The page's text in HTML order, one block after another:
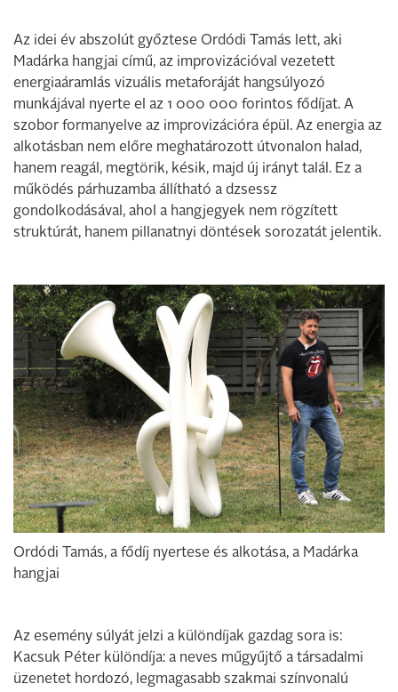
Az idei év abszolút győztese Ordódi Tamás lett, aki
Madárka hangjai című, az improvizációval vezetett
energiaáramlás vizuális metaforáját hangsúlyozó
munkájával nyerte el az 1 000 000 forintos fődíjat. A
szobor formanyelve az improvizációra épül. Az energia az
alkotásban nem előre meghatározott útvonalon halad,
hanem reagál, megtörik, késik, majd új irányt talál. Ez a
működés párhuzamba állítható a dzsessz
gondolkodásával, ahol a hangjegyek nem rögzített
struktúrát, hanem pillanatnyi döntések sorozatát jelentik.
Ordódi Tamás, a fődíj nyertese és alkotása, a Madárka
hangjai
Az esemény súlyát jelzi a különdíjak gazdag sora is:
Kacsuk Péter különdíja: a neves műgyűjtő a társadalmi
üzenetet hordozó, legmagasabb szakmai színvonalú